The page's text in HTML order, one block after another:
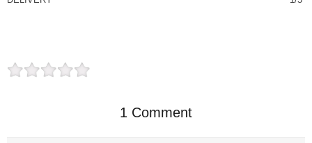
1 Comment